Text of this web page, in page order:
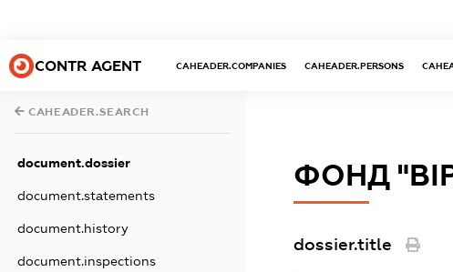
CONTR AGENT CAHEADER.COMPANIES CAHEADER.PERSONS
CAHEADER.SEARCH
document.dossier
document.statements
document.history
document.inspections
ФОНД
dossier.title